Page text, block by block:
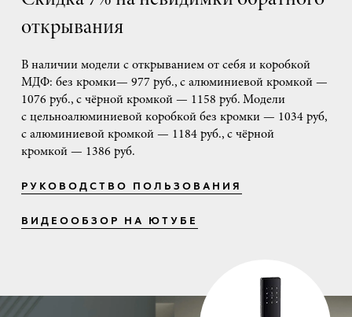
открывания
В наличии модели с открыванием от себя и коробкой
МДФ: без кромки— 977 руб., с алюминиевой кромкой —
1076 руб., с чёрной кромкой — 1158 руб. Модели
с цельноалюминиевой коробкой без кромки — 1034 руб,
с алюминиевой кромкой — 1184 руб., с чёрной
кромкой — 1386 руб.
РУКОВОДСТВО ПОЛЬЗОВАНИЯ
ВИДЕООБЗОР НА ЮТУБЕ